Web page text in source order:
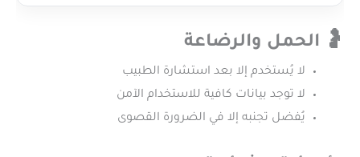
🤰 الحمل والرضاعة
لا يُستخدم إلا بعد استشارة الطبيب
لا توجد بيانات كافية للاستخدام الآمن
يُفضل تجنبه إلا في الضرورة القصوى